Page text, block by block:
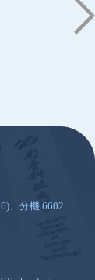
、分機 6602